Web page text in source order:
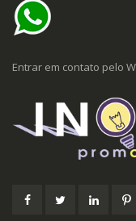
Entrar em contato pelo